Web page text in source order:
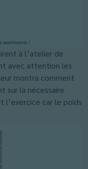
à l’atelier de
avec attention les
montra comment
sur la nécessaire
l’exercice car le poids